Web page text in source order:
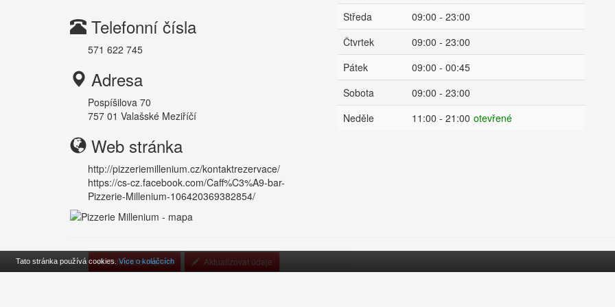
Telefonní čísla
571 622 745
Adresa
Pospíšilova 70
757 01 Valašské Meziříčí
Web stránka
http://pizzeriemillenium.cz/kontaktrezervace/
https://cs-cz.facebook.com/Caff%C3%A9-bar-
Pizzerie-Millenium-106420369382854/
Středa
09:00 - 23:00
Čtvrtek
09:00 - 23:00
Pátek
09:00 - 00:45
Sobota
09:00 - 23:00
Neděle
11:00 - 21:00 otevřené
Odeslat e-mailem Aktualizovat údaje
Tato stránka používá cookies.Více o koláčcích